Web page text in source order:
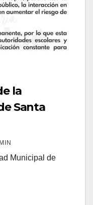
la
Santa
Municipal de